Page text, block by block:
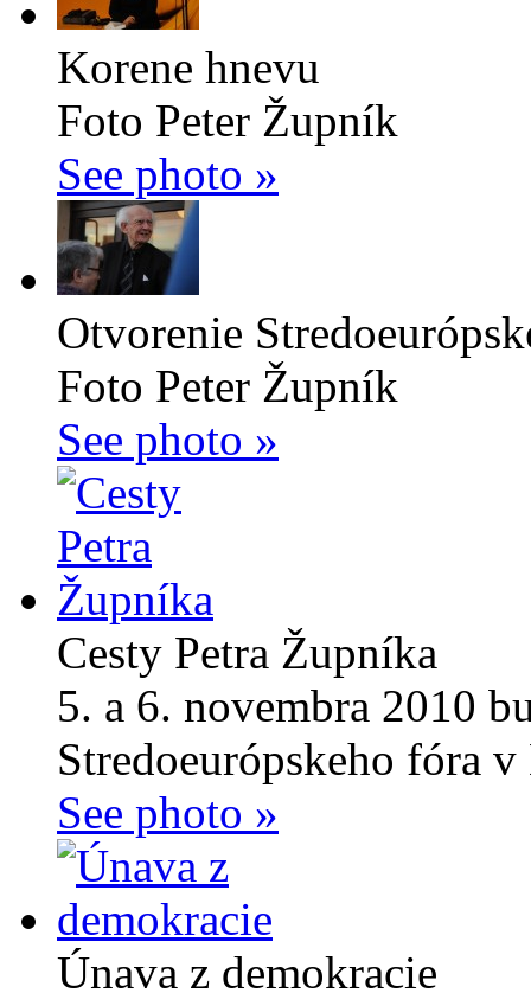
Korene hnevu
Foto Peter Župník
See photo »
Otvorenie
Foto Peter Župník
See photo »
Cesty Petra Župníka
5. a 6. novembra 2010
Stredoeurópskeho fóra
See photo »
Únava z demokracie